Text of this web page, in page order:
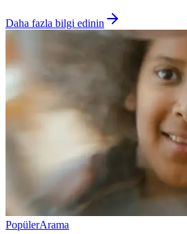
Daha fazla bilgi edinin
PopülerArama